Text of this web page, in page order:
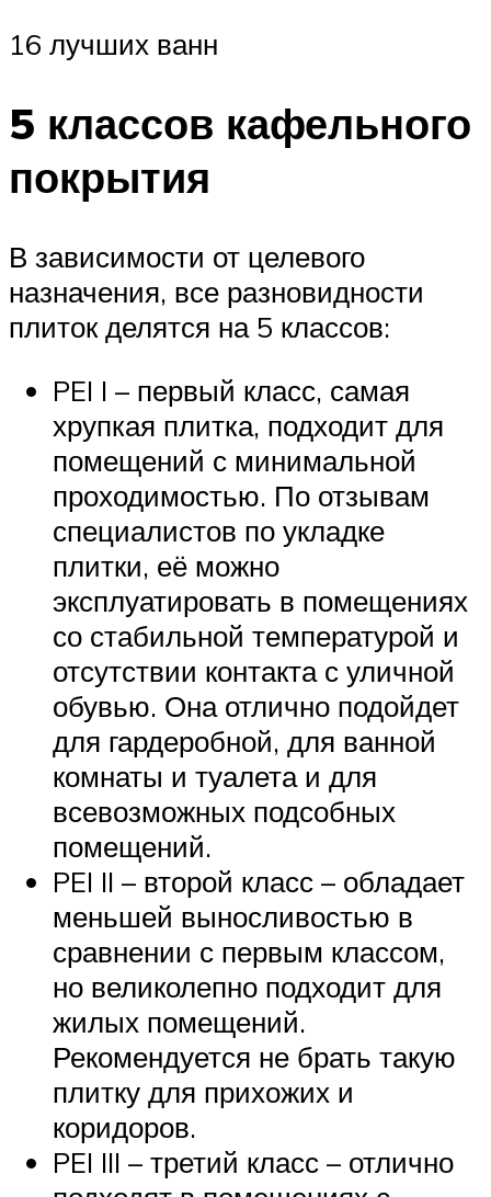
16 лучших ванн
5 классов кафельного
покрытия
В зависимости от целевого
назначения, все разновидности
плиток делятся на 5 классов:
PEI I – первый класс, самая
хрупкая плитка, подходит для
помещений с минимальной
проходимостью. По отзывам
специалистов по укладке
плитки, её можно
эксплуатировать в помещениях
со стабильной температурой и
отсутствии контакта с уличной
обувью. Она отлично подойдет
для гардеробной, для ванной
комнаты и туалета и для
всевозможных подсобных
помещений.
PEI II – второй класс – обладает
меньшей выносливостью в
сравнении с первым классом,
но великолепно подходит для
жилых помещений.
Рекомендуется не брать такую
плитку для прихожих и
коридоров.
PEI III – третий класс – отлично